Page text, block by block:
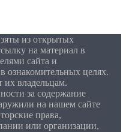
из открытых
на материал в
сайта и
ознакомительных целях.
их владельцам.
за содержание
на нашем сайте
права,
или организации,